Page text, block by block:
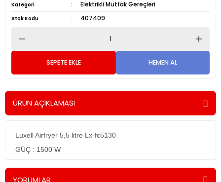
Kategori Elektrikli Mutfak Gereçleri
Stok Kodu 407409
SEPETE EKLE HEMEN AL
ÜRÜN AÇIKLAMASI
Luxell Airfryer 5,5 litre Lx-fc5130
GÜÇ : 1500 W
YORUMLAR